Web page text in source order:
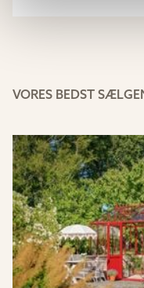
VORES BEDST